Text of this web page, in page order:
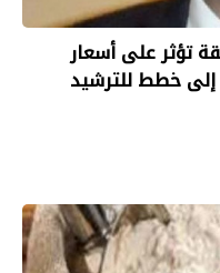
تؤثر على أسعار
إلى خطط للترشيد